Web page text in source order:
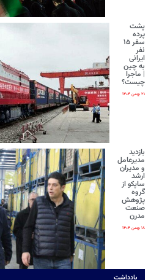
پشت
پرده
سفر ۱۵
نفر
ایرانی‌
به چین
| ماجرا
چیست؟
۲۱ بهمن ۱۴۰۴
بازدید
مدیرعامل
و مدیران
ارشد
ساپکو از
گروه
پژوهش
صنعت
مدرن
۱۸ بهمن ۱۴۰۴
یادداشت